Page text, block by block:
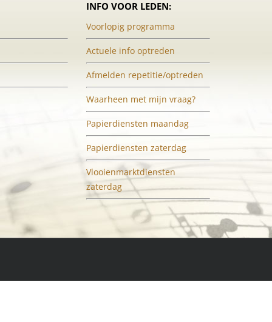
INFO VOOR LEDEN:
Voorlopig programma
Actuele info optreden
Afmelden repetitie/optreden
Waarheen met mijn vraag?
Papierdiensten maandag
Papierdiensten zaterdag
Vlooienmarktdiensten
zaterdag